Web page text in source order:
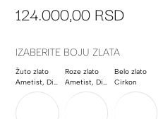
of
gallery
124.000,00 RSD
IZABERITE BOJU ZLATA
Žuto zlato
Ametist, Dijamant, Poludragi kamen
Roze zlato
Ametist, Dijamant, Poludragi kamen
Belo zlato
Cirkon